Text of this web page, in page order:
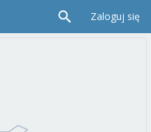
Zaloguj się